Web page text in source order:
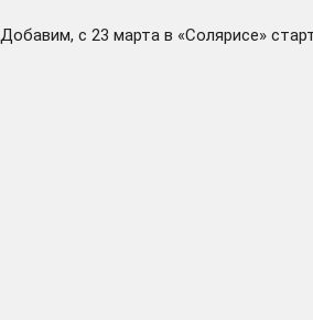
Добавим, с 23 марта в «Солярисе»